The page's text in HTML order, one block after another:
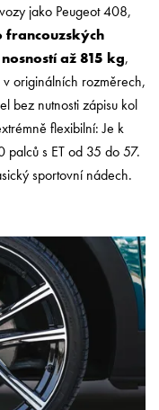
jako Peugeot 408,
francouzských
až 815 kg,
originálních rozměrech,
bez nutnosti zápisu kol
flexibilní: Je k
s ET od 35 do 57.
sportovní nádech.